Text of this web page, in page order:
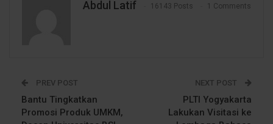
Abdul Latif 16143 Posts 1 Comments
PREV POST
Bantu Tingkatkan
Promosi Produk UMKM,
NEXT POST
PLTI Yogyakarta
Lakukan Visitasi ke